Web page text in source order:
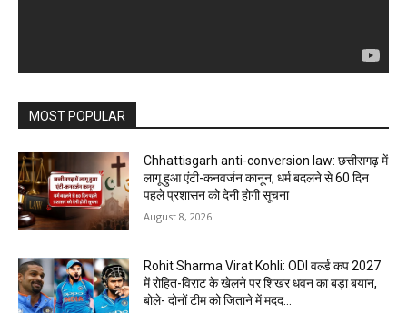
MOST POPULAR
Chhattisgarh anti-conversion law: छत्तीसगढ़ में
लागू हुआ एंटी-कनवर्जन कानून, धर्म बदलने से 60 दिन
पहले प्रशासन को देनी होगी सूचना
August 8, 2026
Rohit Sharma Virat Kohli: ODI वर्ल्ड कप 2027
में रोहित-विराट के खेलने पर शिखर धवन का बड़ा बयान,
बोले- दोनों टीम को जिताने में मदद...